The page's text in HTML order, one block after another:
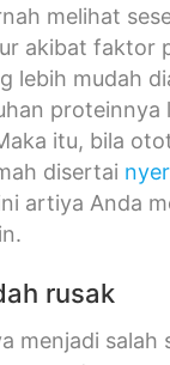
melihat
akibat faktor
lebih mudah
proteinnya
itu, bila
disertai
artiya Anda
rusak
menjadi salah